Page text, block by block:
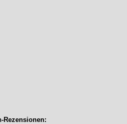
Rezensionen: